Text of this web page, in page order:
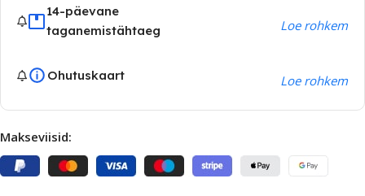
14-päevane
taganemistähtaeg
Loe rohkem
Ohutuskaart Loe rohkem
Makseviisid: